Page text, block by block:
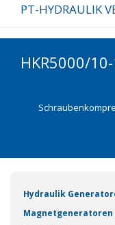
PT-HYDRAULIK
HKR5000/
Hydraulik
Magnetgeneratoren